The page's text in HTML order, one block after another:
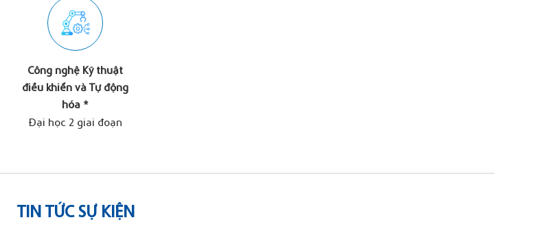
Công nghệ Kỹ thuật
điều khiển và Tự động
hóa *
Đại học 2 giai đoạn
TIN TỨC SỰ KIỆN